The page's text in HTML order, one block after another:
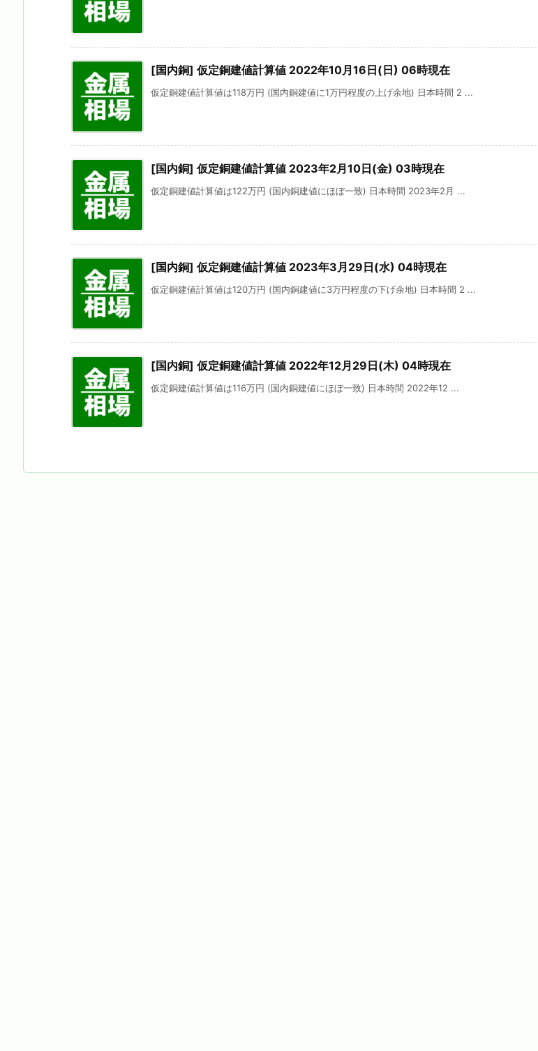
[国内銅] 仮定銅建値計算値 2022年10月16日(日) 06時現在
仮定銅建値計算値は118万円 (国内銅建値に1万円程度の上げ余地) 日本時間 2 ...
[国内銅] 仮定銅建値計算値 2023年2月10日(金) 03時現在
仮定銅建値計算値は122万円 (国内銅建値にほぼ一致) 日本時間 2023年2月 ...
[国内銅] 仮定銅建値計算値 2023年3月29日(水) 04時現在
仮定銅建値計算値は120万円 (国内銅建値に3万円程度の下げ余地) 日本時間 2 ...
[国内銅] 仮定銅建値計算値 2022年12月29日(木) 04時現在
仮定銅建値計算値は116万円 (国内銅建値にほぼ一致) 日本時間 2022年12 ...